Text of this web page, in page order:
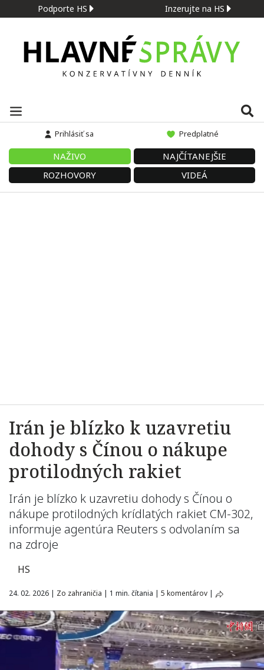
Podporte HS Inzerujte na HS
Prihlásiť sa Predplatné
NAŽIVO
NAJČÍTANEJŠIE
ROZHOVORY
VIDEÁ
Irán je blízko k uzavretiu
dohody s Čínou o nákupe
protilodných rakiet
Irán je blízko k uzavretiu dohody s Čínou o
nákupe protilodných krídlatých rakiet CM-302,
informuje agentúra Reuters s odvolaním sa
na zdroje
HS
24. 02. 2026 | Zo zahraničia | 1 min. čítania | 5 komentárov |